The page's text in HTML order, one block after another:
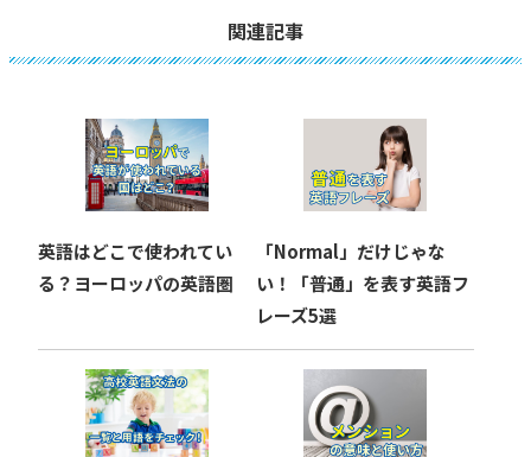
ョ
ン
関連記事
英語はどこで使われてい
る？ヨーロッパの英語圏
「Normal」だけじゃな
い！「普通」を表す英語フ
レーズ5選